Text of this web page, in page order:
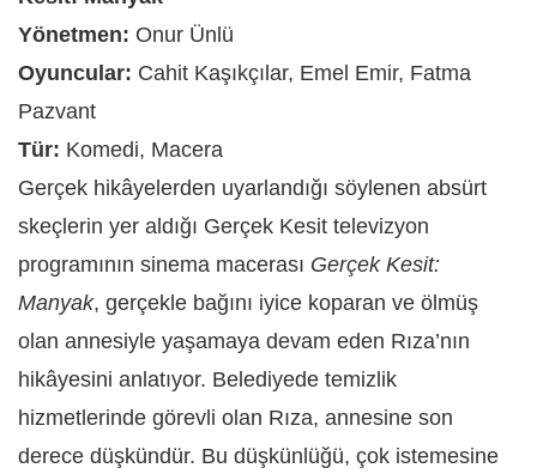
Yönetmen: Onur Ünlü
Oyuncular: Cahit Kaşıkçılar, Emel Emir, Fatma
Pazvant
Tür: Komedi, Macera
Gerçek hikâyelerden uyarlandığı söylenen absürt
skeçlerin yer aldığı Gerçek Kesit televizyon
programının sinema macerası Gerçek Kesit:
Manyak, gerçekle bağını iyice koparan ve ölmüş
olan annesiyle yaşamaya devam eden Rıza’nın
hikâyesini anlatıyor. Belediyede temizlik
hizmetlerinde görevli olan Rıza, annesine son
derece düşkündür. Bu düşkünlüğü, çok istemesine